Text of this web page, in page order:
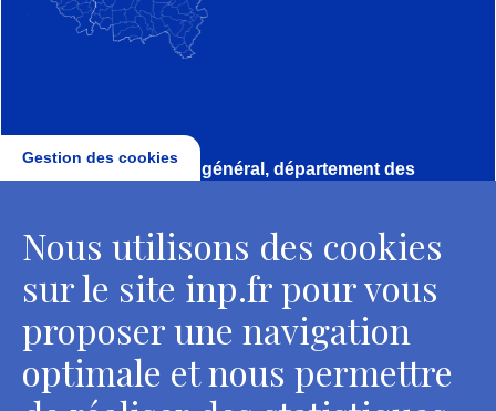
Direction, secrétariat général, département des
2 rue Vivienne - 75002 Paris
Tél. : + 33 1 44 41 16 41
Contacts
Gestion des cookies
Nous utilisons des cookies
sur le site inp.fr pour vous
proposer une navigation
optimale et nous permettre